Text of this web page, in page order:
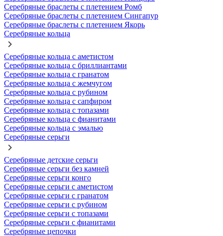
Серебряные браслеты с плетением Ромб
Серебряные браслеты с плетением Сингапур
Серебряные браслеты с плетением Якорь
Серебряные кольца
Серебряные кольца с аметистом
Серебряные кольца с бриллиантами
Серебряные кольца с гранатом
Серебряные кольца с жемчугом
Серебряные кольца с рубином
Серебряные кольца с сапфиром
Серебряные кольца с топазами
Серебряные кольца с фианитами
Серебряные кольца с эмалью
Серебряные серьги
Серебряные детские серьги
Серебряные серьги без камней
Серебряные серьги конго
Серебряные серьги с аметистом
Серебряные серьги с гранатом
Серебряные серьги с рубином
Серебряные серьги с топазами
Серебряные серьги с фианитами
Серебряные цепочки